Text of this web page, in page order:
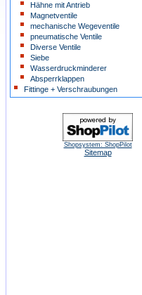
Hähne mit Antrieb
Magnetventile
mechanische Wegeventile
pneumatische Ventile
Diverse Ventile
Siebe
Wasserdruckminderer
Absperrklappen
Fittinge + Verschraubungen
Shopsystem: ShopPilot
Sitemap